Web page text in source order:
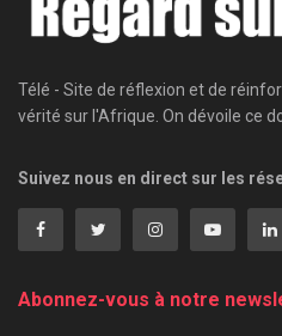
Télé - Site de réflexion et de
vérité sur l'Afrique. On dévoile ce
Suivez nous en direct sur les
Abonnez-vous à notre